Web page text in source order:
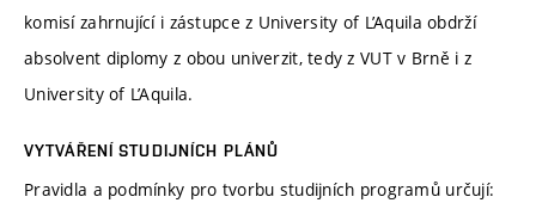
komisí zahrnující i zástupce z University of L’Aquila obdrží
absolvent diplomy z obou univerzit, tedy z VUT v Brně i z
University of L’Aquila.
VYTVÁŘENÍ STUDIJNÍCH PLÁNŮ
Pravidla a podmínky pro tvorbu studijních programů určují: